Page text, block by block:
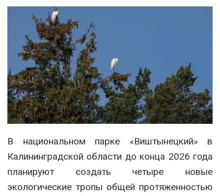
В национальном парке «Виштынецкий» в
Калининградской области до конца 2026 года
планируют создать четыре новые
экологические тропы общей протяженностью